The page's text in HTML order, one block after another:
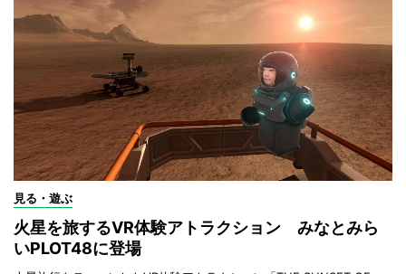
見る・遊ぶ
火星を旅するVR体験アトラクション みなとみら
いPLOT48に登場